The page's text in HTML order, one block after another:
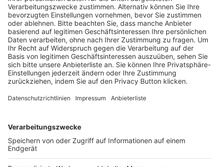
Schulungsangebot Vereinsmitarbeiter
BFV-Geschäftsstellen
Trainerbörse
Login SpielPlus
FOLGE DEM BFV
TOP-VEREINE